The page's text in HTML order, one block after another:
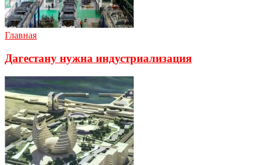
Главная
Дагестану нужна индустриализация